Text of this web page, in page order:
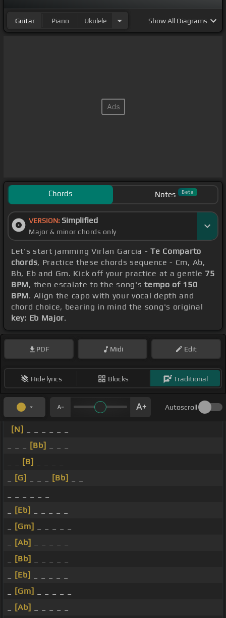
Guitar Piano Ukulele ShowAll Diagrams
Chords Notes Beta
VERSION: Simplified
Major & minor chords only
Let's start jamming Virlan Garcia -Te Comparto
chords, Practice these chords sequence - Cm, Ab,
Bb, Eb and Gm. Kick off your practice at a gentle 75
BPM, then escalate to the song'stempo of 150
BPM. Align the capo with your vocal depth and
chord choice, bearing in mind the song's original
key: Eb Major.
PDF Midi Edit
Hide lyrics Blocks Traditional
Autoscroll
[N]
[Bb]
[B]
[G] [Bb]
[Eb]
[Gm]
[Ab]
[Bb]
[Eb]
[Gm]
[Ab]